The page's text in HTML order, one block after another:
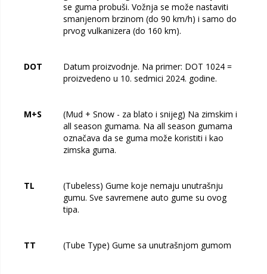
se guma probuši. Vožnja se može nastaviti
smanjenom brzinom (do 90 km/h) i samo do
prvog vulkanizera (do 160 km).
DOT
Datum proizvodnje. Na primer: DOT 1024 =
proizvedeno u 10. sedmici 2024. godine.
M+S
(Mud + Snow - za blato i snijeg) Na zimskim i
all season gumama. Na all season gumama
označava da se guma može koristiti i kao
zimska guma.
TL
(Tubeless) Gume koje nemaju unutrašnju
gumu. Sve savremene auto gume su ovog
tipa.
TT (Tube Type) Gume sa unutrašnjom gumom